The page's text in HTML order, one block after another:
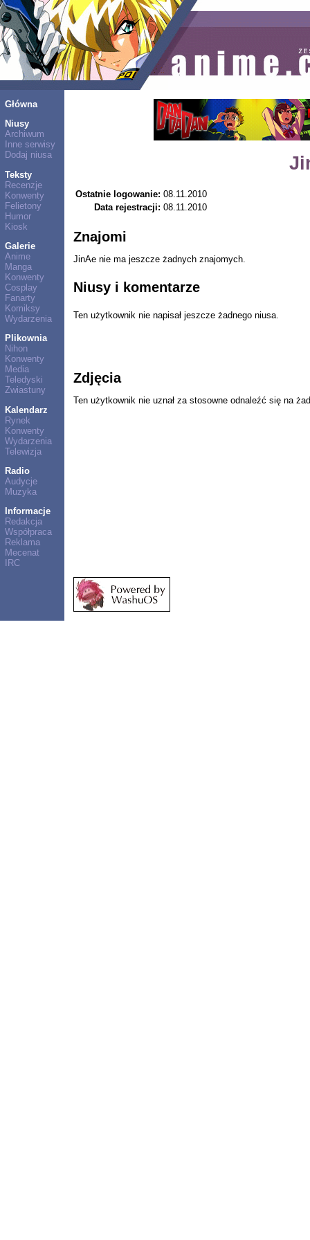
Główna
Niusy
Archiwum
Inne serwisy
Dodaj niusa
Teksty
Recenzje
Konwenty
Felietony
Humor
Kiosk
Galerie
Anime
Manga
Konwenty
Cosplay
Fanarty
Komiksy
Wydarzenia
Plikownia
Nihon
Konwenty
Media
Teledyski
Zwiastuny
Kalendarz
Rynek
Konwenty
Wydarzenia
Telewizja
Radio
Audycje
Muzyka
Informacje
Redakcja
Współpraca
Reklama
Mecenat
IRC
Ostatnie logowanie: 08.11.2010
Data rejestracji: 08.11.2010
Znajomi
JinAe nie ma jeszcze żadnych znajomych.
Niusy i komentarze
Ten użytkownik nie napisał jeszcze żadnego niusa.
Zdjęcia
Ten użytkownik nie uznał za stosowne odnaleźć się na